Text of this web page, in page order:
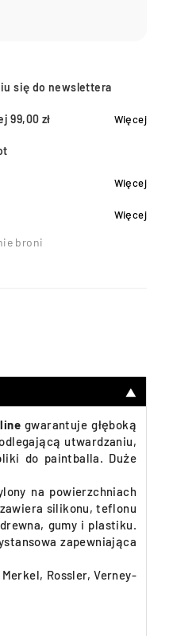
się do newslettera
99,00 zł Więcej
Więcej
Więcej
broni
▼
gwarantuje głęboką
utwardzaniu,
do paintballa. Duże
na powierzchniach
silikonu, teflonu
gumy i plastiku.
zapewniająca
Rossler, Verney-